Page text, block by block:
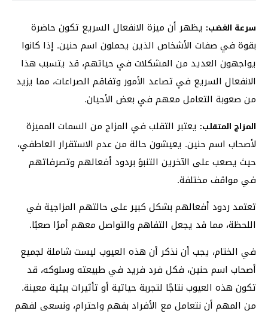
سرعة الغضب: يظهر أن ميزة الانفعال السريع تكون حاضرة
بقوة في صفات الأشخاص الذين يحملون اسم حنين. إذا كانوا
يواجهون العديد من المشكلات في حياتهم، قد يتسبب هذا
الانفعال السريع في تصاعد الأمور وتفاقم الصراعات، مما يزيد
من صعوبة التعامل معهم في بعض الأحيان.
المزاج المتقلب: يعتبر التقلب في المزاج من السمات المميزة
لأصحاب اسم حنين. يعيشون حالة من عدم الاستقرار العاطفي،
حيث يصعب على الآخرين التنبؤ بردود أفعالهم وتصرفاتهم
في مواقف مختلفة.
تعتمد ردود أفعالهم بشكل كبير على حالتهم المزاجية في
اللحظة، مما قد يجعل التفاهم والتواصل معهم أمرًا صعبًا.
في الختام، يجب أن نذكر أن هذه العيوب ليست شاملة لجميع
أصحاب اسم حنين، فكل فرد فريد في طبيعته وسلوكه، قد
تكون هذه العيوب نتاجًا لتجربة حياتية أو تأثيرات بيئية معينة.
من المهم أن نتعامل مع الأفراد بفهم واحترام، ونسعى لفهم